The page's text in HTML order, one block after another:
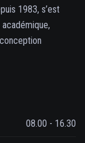
1983, s’est
08.00 - 16.30